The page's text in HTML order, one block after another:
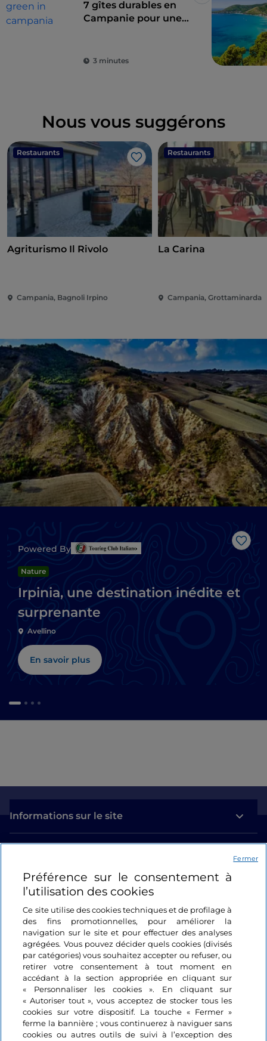
7 gîtes durables en
Campanie pour une
du goût
3 minutes
Nous vous suggérons
Restaurants
J’aime
Agriturismo Il Rivolo
Campania, Bagnoli Irpino
Restaurants
La Carina
Campania, Grottaminarda
Powered By
Nature
Irpinia, une destination inédite et
surprenante
Avellino
En savoir plus
Informations sur le site
Se connecter
Suivez-nous
Préférence sur le consentement à
l’utilisation des cookies
Ce site utilise des cookies techniques et de profilage à
des fins promotionnelles, pour améliorer la
navigation sur le site et pour effectuer des analyses
agrégées. Vous pouvez décider quels cookies (divisés
par catégories) vous souhaitez accepter ou refuser, ou
retirer votre consentement à tout moment en
accédant à la section appropriée en cliquant sur
« Personnaliser les cookies ». En cliquant sur
« Autoriser tout », vous acceptez de stocker tous les
cookies sur votre dispositif. La touche « Fermer »
ferme la bannière ; vous continuerez à naviguer sans
cookies ou autres outils de suivi à l’exception des
Fermer